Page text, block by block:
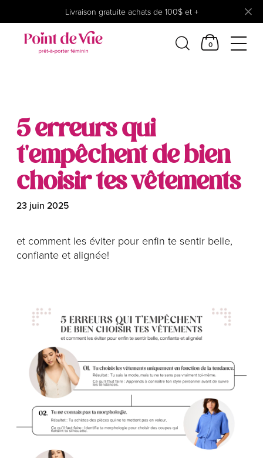
Livraison gratuite achats de 100$ et +
0
Accessoires
Chaussures
Prêt à reporter
Notre histoire
Politiques de cookies
Politique de confidentialité
Politiques et conditions d'achats
5 erreurs qui
t'empêchent de bien
choisir tes vêtements
23 juin 2025
et comment les éviter pour enfin te sentir belle,
confiante et alignée!